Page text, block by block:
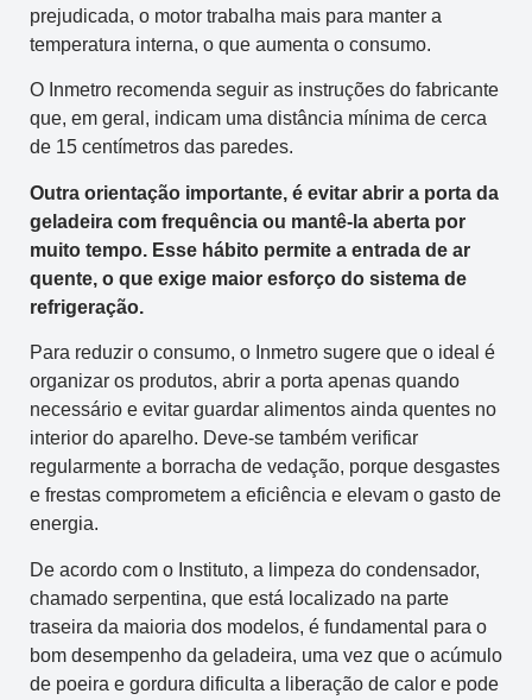
prejudicada, o motor trabalha mais para manter a
temperatura interna, o que aumenta o consumo.
O Inmetro recomenda seguir as instruções do fabricante
que, em geral, indicam uma distância mínima de cerca
de 15 centímetros das paredes.
Outra orientação importante, é evitar abrir a porta da
geladeira com frequência ou mantê-la aberta por
muito tempo. Esse hábito permite a entrada de ar
quente, o que exige maior esforço do sistema de
refrigeração.
Para reduzir o consumo, o Inmetro sugere que o ideal é
organizar os produtos, abrir a porta apenas quando
necessário e evitar guardar alimentos ainda quentes no
interior do aparelho. Deve-se também verificar
regularmente a borracha de vedação, porque desgastes
e frestas comprometem a eficiência e elevam o gasto de
energia.
De acordo com o Instituto, a limpeza do condensador,
chamado serpentina, que está localizado na parte
traseira da maioria dos modelos, é fundamental para o
bom desempenho da geladeira, uma vez que o acúmulo
de poeira e gordura dificulta a liberação de calor e pode